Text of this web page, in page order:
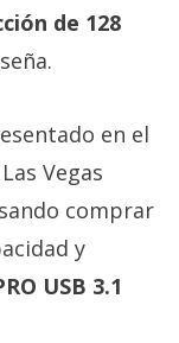
de 128
en el
Vegas
comprar
y
USB 3.1